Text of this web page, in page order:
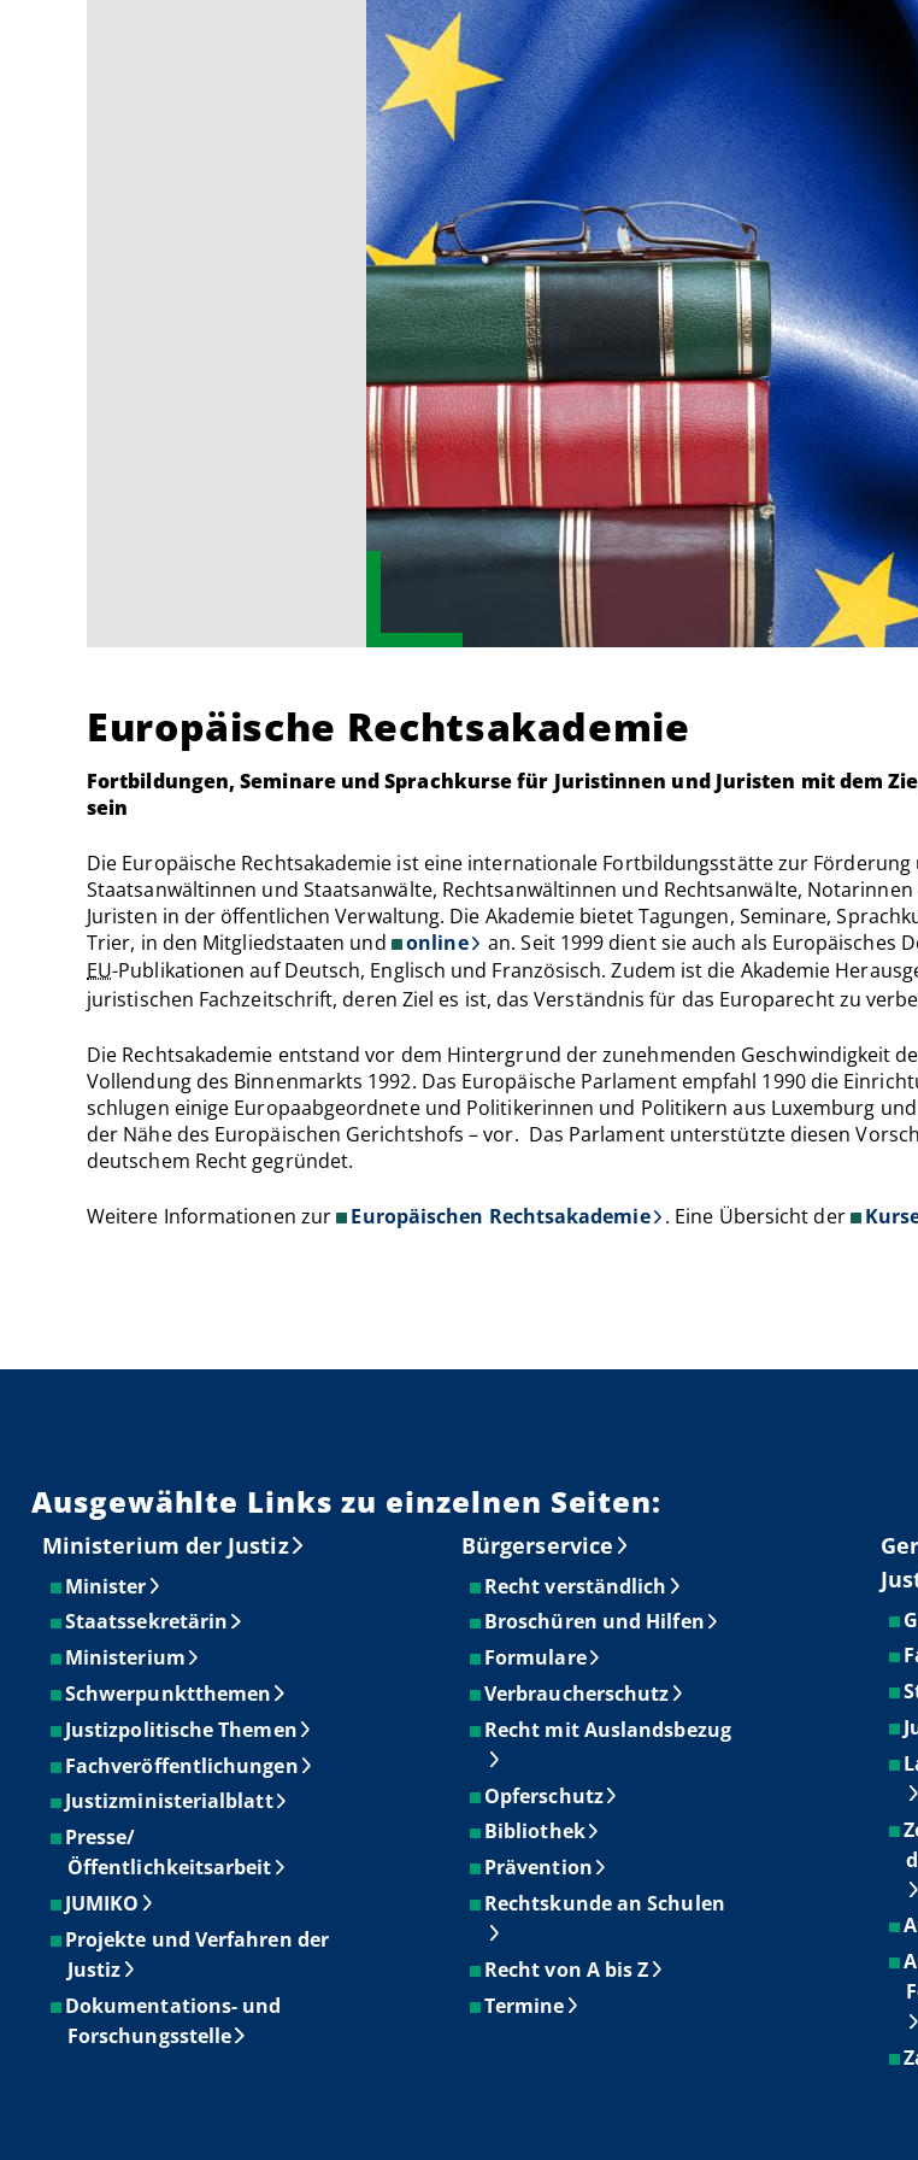
Europäische Rechtsakademie
Fortbildungen, Seminare und Sprachkurse für Juristinnen und Juristen mit dem
sein
Die Europäische Rechtsakademie ist eine internationale Fortbildungsstätte zur Förderung
Staatsanwältinnen und Staatsanwälte, Rechtsanwältinnen und Rechtsanwälte,
Juristen in der öffentlichen Verwaltung. Die Akademie bietet Tagungen, Seminare,
Trier, in den Mitgliedstaaten und
online
an. Seit 1999 dient sie auch als
EU-Publikationen auf Deutsch, Englisch und Französisch. Zudem ist die Akademie
juristischen Fachzeitschrift, deren Ziel es ist, das Verständnis für das Europarecht zu
Die Rechtsakademie entstand vor dem Hintergrund der zunehmenden Geschwindigkeit
Vollendung des Binnenmarkts 1992. Das Europäische Parlament empfahl 1990 die
schlugen einige Europaabgeordnete und Politikerinnen und Politikern aus Luxemburg
der Nähe des Europäischen Gerichtshofs – vor. Das Parlament unterstützte diesen
deutschem Recht gegründet.
Weitere Informationen zur Europäischen Rechtsakademie . Eine Übersicht der
Ausgewählte Links zu einzelnen Seiten:
Ministerium der Justiz
Minister
Staatssekretärin
Ministerium
Schwerpunktthemen
Justizpolitische Themen
Fachveröffentlichungen
Justizministerialblatt
Presse/
Öffentlichkeitsarbeit
JUMIKO
Projekte und Verfahren der
Justiz
Dokumentations- und
Forschungsstelle
Bürgerservice
Recht verständlich
Broschüren und Hilfen
Formulare
Verbraucherschutz
Recht mit Auslandsbezug
Opferschutz
Bibliothek
Prävention
Rechtskunde an Schulen
Recht von A bis Z
Termine